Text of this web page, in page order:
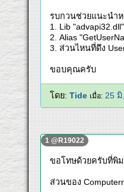
รบกวนช่วยแนะนำ
1. Lib
2. Alias
3. ส่วนไหนที่ดึง
ขอบคุณครับ
โดย: Tide เมื่อ: 25 มิ
1 @R19022
ขอโทษด้วยครับที่พิม
ส่วนของ